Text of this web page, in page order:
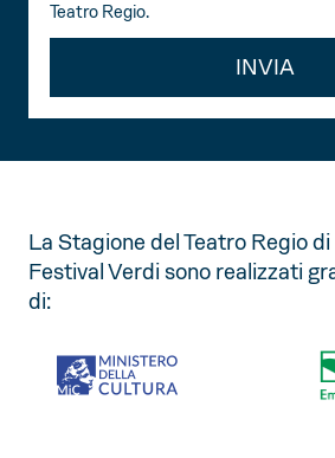
Teatro Regio.
INVIA
La Stagione del Teatro Regio di
Festival Verdi sono realizzati
di: